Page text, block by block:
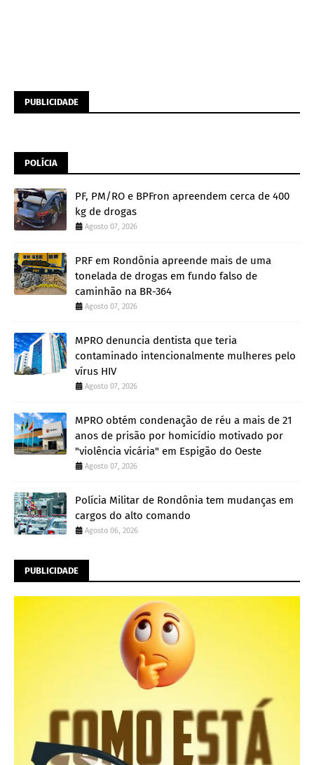
PUBLICIDADE
POLÍCIA
PF, PM/RO e BPFron apreendem cerca de 400
kg de drogas
Agosto 07, 2026
PRF em Rondônia apreende mais de uma
tonelada de drogas em fundo falso de
caminhão na BR-364
Agosto 07, 2026
MPRO denuncia dentista que teria
contaminado intencionalmente mulheres pelo
vírus HIV
Agosto 07, 2026
MPRO obtém condenação de réu a mais de 21
anos de prisão por homicídio motivado por
"violência vicária" em Espigão do Oeste
Agosto 07, 2026
Polícia Militar de Rondônia tem mudanças em
cargos do alto comando
Agosto 06, 2026
PUBLICIDADE